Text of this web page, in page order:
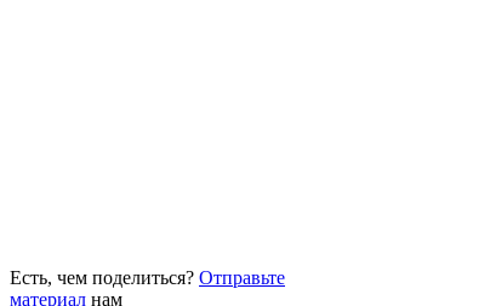
Есть, чем поделиться? Отправьте
материал нам